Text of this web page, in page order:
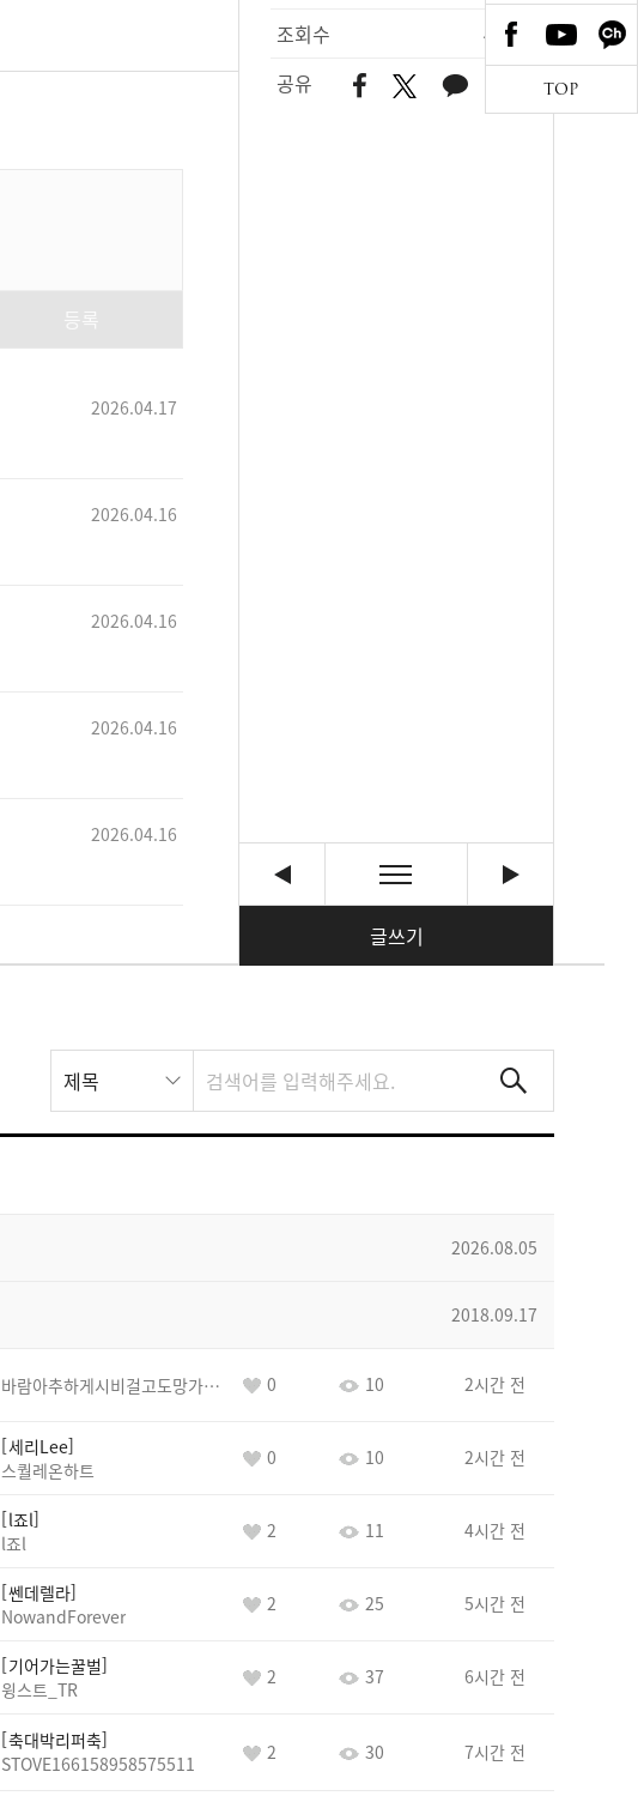
조회수
478
공유
글쓰기
2026.04.17
2026.04.16
2026.04.16
2026.04.16
2026.04.16
스
트
제목
2026.08.05
2018.09.17
바람아추하게시비걸고도망가냐당당하게글써 0 10 2시간 전
세리Lee
스퀄레온하트
0 10 2시간 전
l죠l
l죠l
2 11 4시간 전
쎈데렐라
NowandForever
2 25 5시간 전
기어가는꿀벌
윙스트_TR
2 37 6시간 전
축대박리퍼축
STOVE166158958575511
2 30 7시간 전
TOP